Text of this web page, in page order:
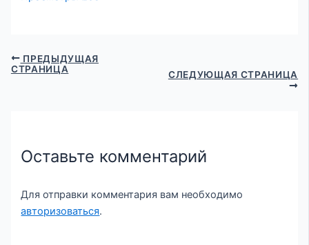
ПРЕДЫДУЩАЯ
СТРАНИЦА
СЛЕДУЮЩАЯ СТРАНИЦА
Оставьте комментарий
Для отправки комментария вам необходимо
авторизоваться.